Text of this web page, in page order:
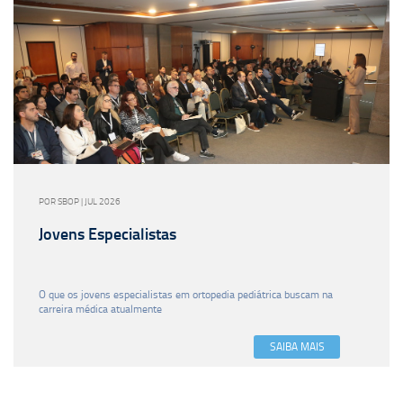
POR SBOP | JUL 2026
Jovens Especialistas
O que os jovens especialistas em ortopedia pediátrica buscam na
carreira médica atualmente
SAIBA MAIS